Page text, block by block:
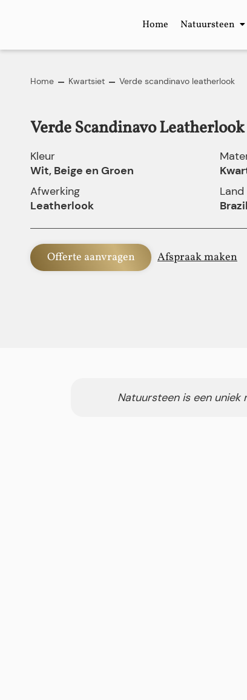
Home Natuursteen
Home Kwartsiet Verde scandinavo leatherlook
Verde Scandinavo Leatherlook
Kleur
Wit, Beige en Groen
Afwerking
Leatherlook
Land
Offerte aanvragen Afspraak maken
Natuursteen is een